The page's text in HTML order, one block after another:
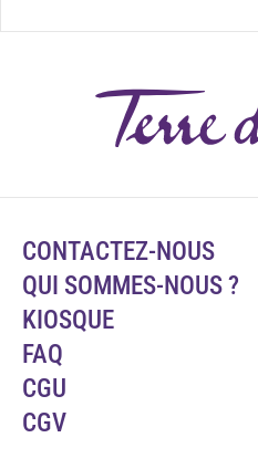
CONTACTEZ-NOUS
QUI SOMMES-NOUS ?
KIOSQUE
FAQ
CGU
CGV